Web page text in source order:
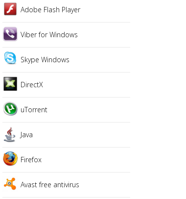
Adobe Flash Player
Viber for Windows
Skype Windows
DirectX
uTorrent
Java
Firefox
Avast free antivirus